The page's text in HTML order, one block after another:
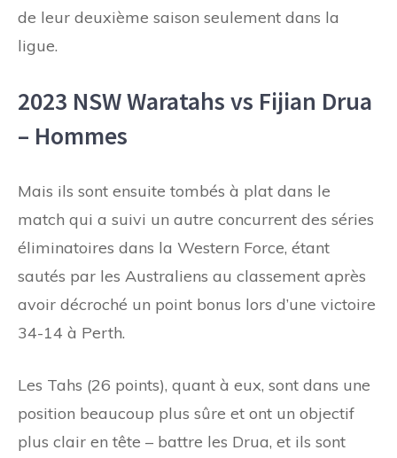
de leur deuxième saison seulement dans la
ligue.
2023 NSW Waratahs vs Fijian Drua
– Hommes
Mais ils sont ensuite tombés à plat dans le
match qui a suivi un autre concurrent des séries
éliminatoires dans la Western Force, étant
sautés par les Australiens au classement après
avoir décroché un point bonus lors d’une victoire
34-14 à Perth.
Les Tahs (26 points), quant à eux, sont dans une
position beaucoup plus sûre et ont un objectif
plus clair en tête – battre les Drua, et ils sont